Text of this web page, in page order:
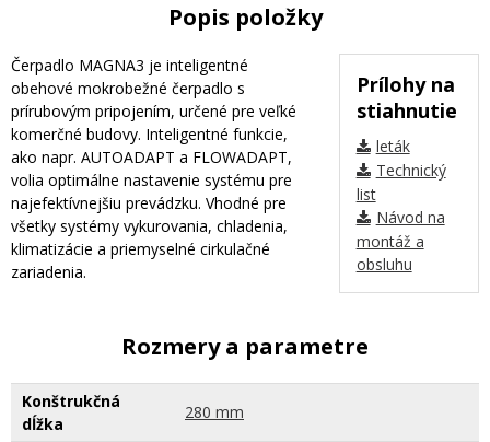
Popis položky
Prílohy na
stiahnutie
leták
Technický
list
Návod na
montáž a
obsluhu
Čerpadlo MAGNA3 je inteligentné
obehové mokrobežné čerpadlo s
prírubovým pripojením, určené pre veľké
komerčné budovy. Inteligentné funkcie,
ako napr. AUTOADAPT a FLOWADAPT,
volia optimálne nastavenie systému pre
najefektívnejšiu prevádzku. Vhodné pre
všetky systémy vykurovania, chladenia,
klimatizácie a priemyselné cirkulačné
zariadenia.
Rozmery a parametre
Konštrukčná
dĺžka
280 mm